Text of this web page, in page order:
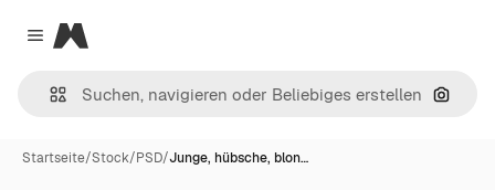
Close menu
Magnific
Nach
Startseite/Stock/PSD/Junge, hübsche, blon…